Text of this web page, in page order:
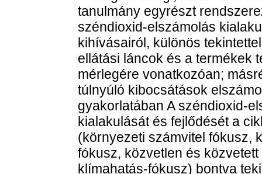
tanulmány egyrészt
széndioxid-elszámolás
kihívásairól, különös
ellátási láncok és a termékek
mérlegére vonatkozóan;
túlnyúló kibocsátások
gyakorlatában A széndioxid-
kialakulását és fejlődését a
(környezeti számvitel fókusz,
fókusz, közvetlen és
klímahatás-fókusz) bontva